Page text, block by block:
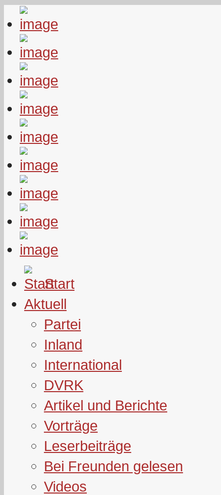
Start
Aktuell
Partei
Inland
International
DVRK
Artikel und Berichte
Vorträge
Leserbeiträge
Bei Freunden gelesen
Videos